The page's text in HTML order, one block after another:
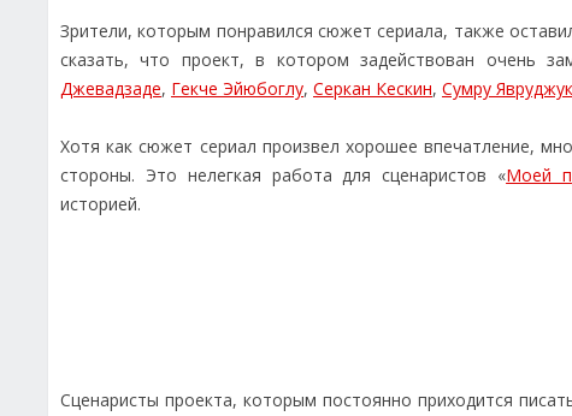
Зрители, которым понравился сюжет сериала, также
сказать, что проект, в котором задействован очень
Джевадзаде, Гекче Эйюбоглу, Серкан Кескин, Сумру Явруджук
Хотя как сюжет сериал произвел хорошее впечатление,
стороны. Это нелегкая работа для сценаристов «Моей
историей.
Сценаристы проекта, которым постоянно приходится